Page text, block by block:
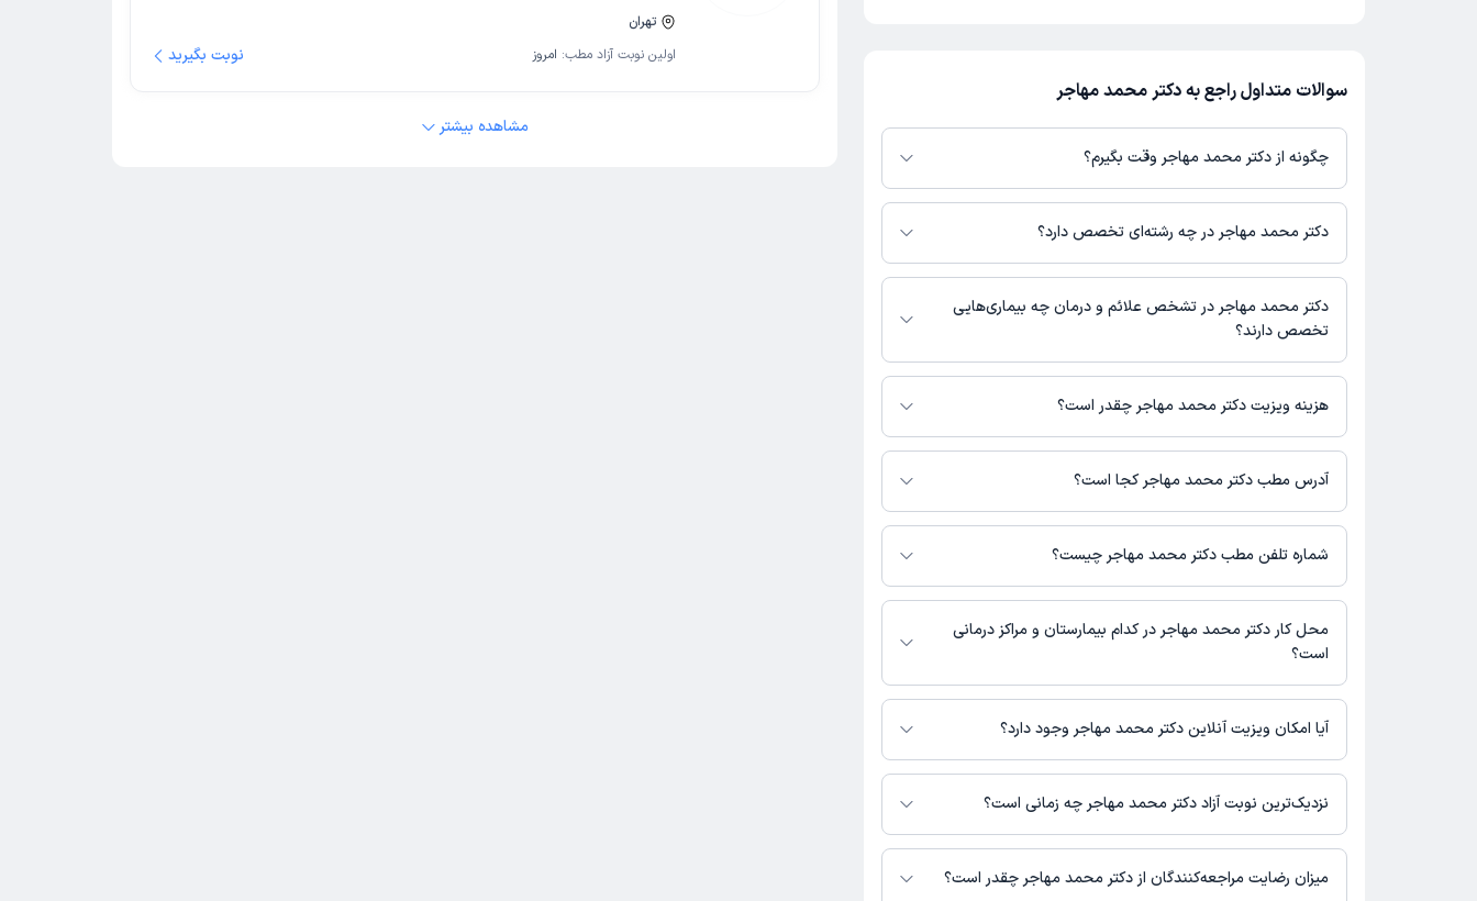
تهران
اولین نوبت آزاد مطب: امروز نوبت بگیرید
مشاهده بیشتر
سوالات متداول راجع به دکتر محمد مهاجر
چگونه از دکتر محمد مهاجر وقت بگیرم؟
در صورتی کهدکتر محمد مهاجردارای پروفایل فعال و نوبت‌دهی باز در پلتفرم دکترتو
باشند، می‌توانید از طریق این پلتفرم برای دریافت نوبت اقدام کنید. در صورت فعال بودن
حضور در مطب، تصاویر پزشک، ساعات کاری و سایر اطلاعات مرتبط با خدمات پزشکی و
نوبت‌گیری ممکن است در پروفایل ایشان در دکترتو در دسترس باشد
دکتر محمد مهاجر در چه رشته‌ای تخصص دارد؟
دکتر محمد مهاجر در رشته‌های زیر (پزشکی) تخصص دارند:
عمومی
دکتر محمد مهاجر در تشخص علائم و درمان چه بیماری‌هایی
تخصص دارند؟
دکتر محمد مهاجر در تشخیص علائم و درمان بیماری‌های مرتبط با عمومی فعالیت
می‌کنند.
هزینه ویزیت دکتر محمد مهاجر چقدر است؟
برای اطلاع از هزینه ویزیت دکتر محمد مهاجر، لازم است با مطب تماس بگیرید.
آدرس مطب دکتر محمد مهاجر کجا است؟
دکتر محمد مهاجر 1 مطب فعال دارند. آدرس مطب‌های دکتر محمد مهاجر به شرح زیر
است.شماره تلفن مطب دکتر محمد مهاجر چیست؟
مطب تهران : شماره تماس مطب دکتر محمد مهاجر در حال حاضر در این صفحه ثبت
نشده است.
محل کار دکتر محمد مهاجر در کدام بیمارستان و مراکز درمانی
است؟
اطلاعاتی درباره محل فعالیت دکتر محمد مهاجر در مراکز درمانی در دسترس نیست.
آیا امکان ویزیت آنلاین دکتر محمد مهاجر وجود دارد؟
در حال حاضر اطلاعاتی درباره ارائه ویزیت آنلاین توسط دکتر محمد مهاجر در دسترس
نیست. برای دریافت اطلاعات دقیق‌تر، لطفاً با مطب تماس بگیرید.
نزدیک‌ترین نوبت آزاد دکتر محمد مهاجر چه زمانی است؟
زمان نوبت‌دهی و پذیرش بیماران با هماهنگی مطب مشخص می‌شود.
میزان رضایت مراجعه‌کنندگان از دکتر محمد مهاجر چقدر است؟